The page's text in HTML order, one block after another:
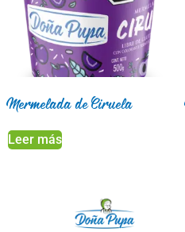
Mermelada de Ciruela
Leer más